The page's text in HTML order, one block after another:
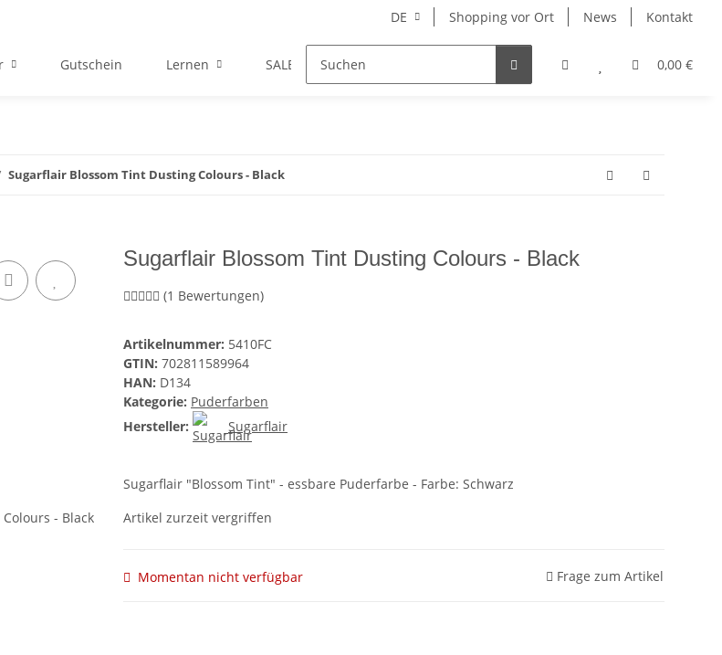
DE Shopping vor Ort News Kontakt
0,00 €
Gutschein Lernen SALE Hersteller
Sugarflair Blossom Tint Dusting Colours - Black
Sugarflair Blossom Tint Dusting Colours - Black
(1 Bewertungen)
Artikelnummer: 5410FC
GTIN: 702811589964
HAN: D134
Kategorie: Puderfarben
Hersteller:
Sugarflair
Sugarflair "Blossom Tint" - essbare Puderfarbe - Farbe: Schwarz
Artikel zurzeit vergriffen
Momentan nicht verfügbar Frage zum Artikel